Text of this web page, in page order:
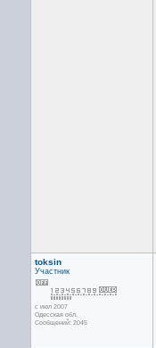
toksin
Участник
с июл 2007
Одесская обл.
Сообщений: 2045